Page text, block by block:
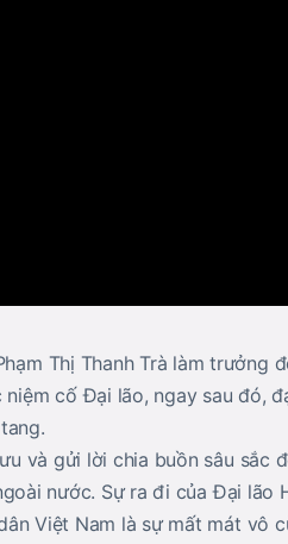
Thị Thanh Trà làm trưởng
cố Đại lão, ngay sau đó,
và gửi lời chia buồn sâu sắc
nước. Sự ra đi của Đại lão
Việt Nam là sự mất mát vô